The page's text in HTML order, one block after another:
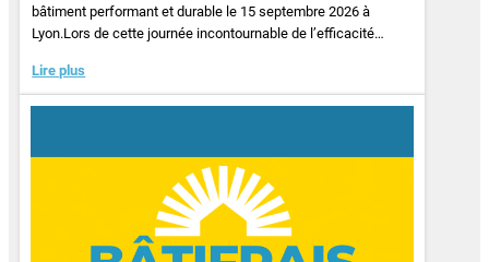
bâtiment performant et durable le 15 septembre 2026 à
Lyon.Lors de cette journée incontournable de l’efficacité…
Lire plus